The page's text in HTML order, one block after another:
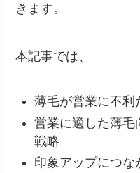
きます。
本記事では、
薄毛が営業に不利
営業に適した薄毛
戦略
印象アップにつ